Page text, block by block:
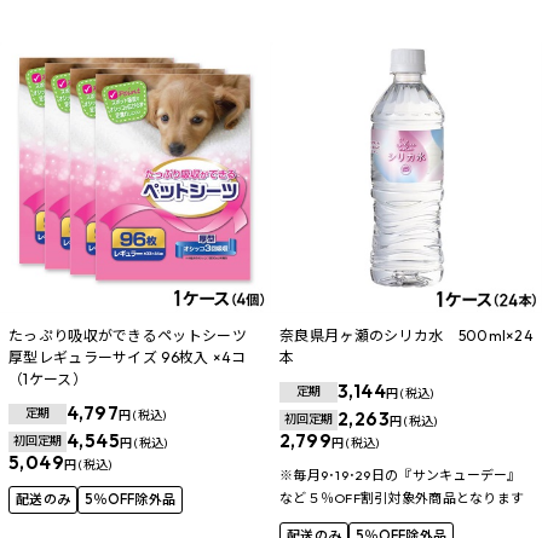
たっぷり吸収ができるペットシーツ
厚型レギュラーサイズ 96枚入 ×4コ
（1ケース）
定期 4,797円 (税込)
初回定期 4,545円 (税込)
5,049円 (税込)
配送のみ 5％OFF除外品
奈良県月ヶ瀬のシリカ水 500ml×24
本
定期 3,144円 (税込)
初回定期 2,263円 (税込)
2,799円 (税込)
※毎月9･19･29日の『サンキューデー』
など５％OFF割引対象外商品となります